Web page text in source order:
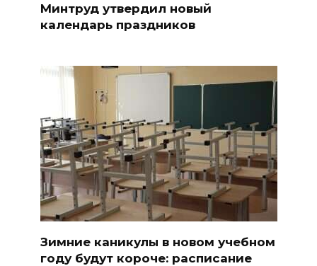
Минтруд утвердил новый
календарь праздников
Зимние каникулы в новом учебном
году будут короче: расписание